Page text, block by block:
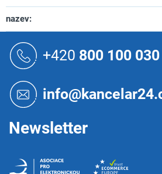
nazev:
+420 800 100 030
Newsletter